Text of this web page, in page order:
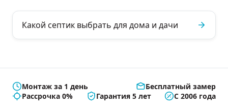
Какой септик выбрать для дома и дачи
Монтаж за 1 день
Бесплатный замер
Рассрочка 0%
Гарантия 5 лет С 2006 года